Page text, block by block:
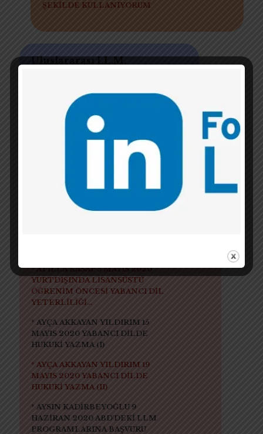
ŞEKİLDE KULLANIYORUM
AKADEMİK
hazırlık/birikim
sürecinden
geçmeliyim? Sağlıklı ve
planlı bir BAŞVURU
* GİZEM HALİS KASAP 23 NİSAN
* ATİLLA KASAP 5 MAYIS 2020
YURTDIŞINDA LİSANSÜSTÜ
ÖĞRENİM ÖNCESİ YABANCI DİL
YETERLİLİĞİ...
* AYÇA AKKAYAN YILDIRIM 15
MAYIS 2020 YABANCI DİLDE
HUKUKİ YAZMA (I)
* AYÇA AKKAYAN YILDIRIM 19
MAYIS 2020 YABANCI DİLDE
HUKUKİ YAZMA (II)
* AYSIN KADİRBEYOĞLU 9
HAZİRAN 2020 ABD'DEKİ LLM
PROGRAMLARINA BAŞVURU